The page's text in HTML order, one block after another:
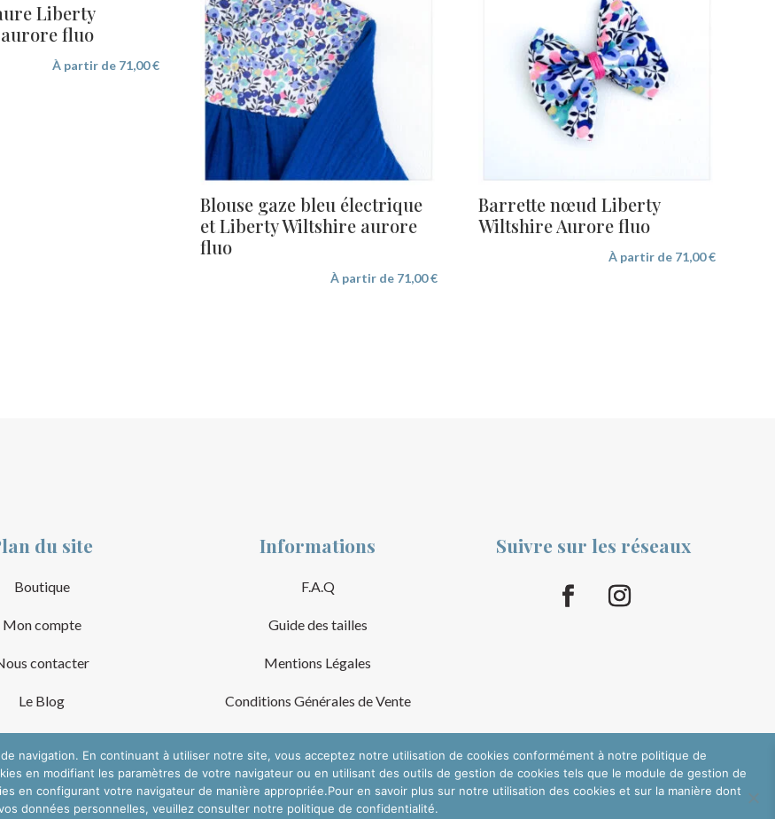
Liberty
fluo
À partir de 71,00€
Blouse gaze bleu électrique
et Liberty Wiltshire aurore
fluo
À partir de 71,00€
Barrette nœud Liberty
Wiltshire Aurore fluo
À partir de 71,00€
du site
Boutique
Mon compte
contacter
Le Blog
Informations
F.A.Q
Guide des tailles
Mentions Légales
Conditions Générales de Vente
Suivre sur les réseaux
navigation. En continuant à utiliser notre site, vous acceptez notre utilisation de cookies conformément à notre politique de
en modifiant les paramètres de votre navigateur ou en utilisant des outils de gestion de cookies tels que le module de gestion de
en configurant votre navigateur de manière appropriée.Pour en savoir plus sur notre utilisation des cookies et sur la manière dont
données personnelles, veuillez consulter notre politique de confidentialité.